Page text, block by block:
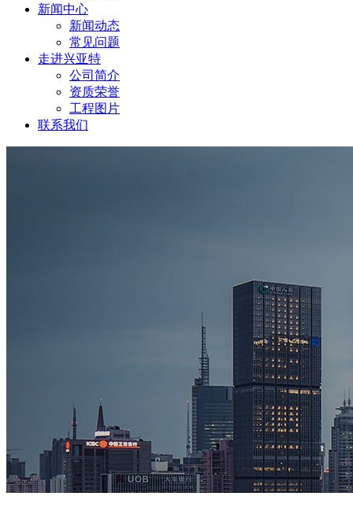
新闻中心
新闻动态
常见问题
走进兴亚特
公司简介
资质荣誉
工程图片
联系我们